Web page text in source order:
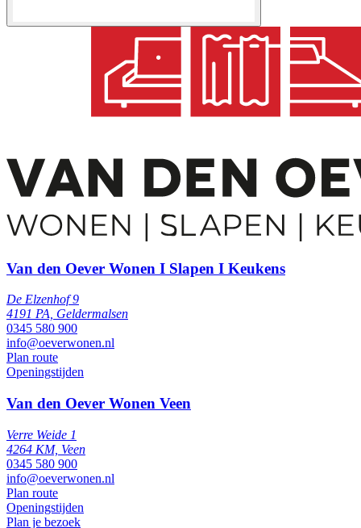
Van den Oever Wonen I Slapen I Keukens
De Elzenhof 9
4191 PA, Geldermalsen
0345 580 900
info@oeverwonen.nl
Plan route
Openingstijden
Van den Oever Wonen Veen
Verre Weide 1
4264 KM, Veen
0345 580 900
info@oeverwonen.nl
Plan route
Openingstijden
Plan je bezoek